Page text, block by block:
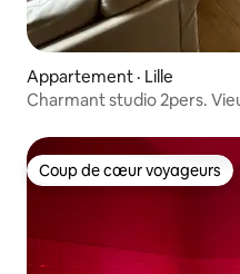
Appartement · Lille
Charmant studio 2pers.
Coup de cœur voyageurs
Coup de cœur voyageurs